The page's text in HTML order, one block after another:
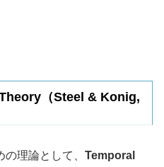
（Steel & Konig,
の理論として、 Temporal